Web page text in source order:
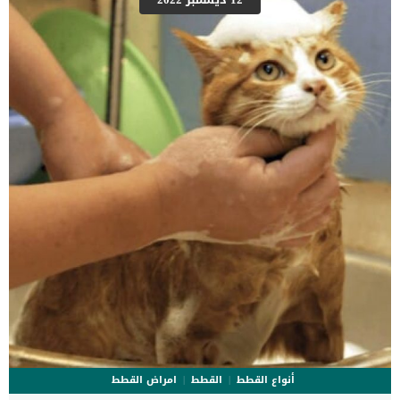
الطقس الدافئ داخل المنزل لكلبك يعرضه لهذه الحساسية نتيجة تراكم
العفن والغبار فى اجهزة التدفئة. هناك اكثر من طريقة لحماية كلبك من
الاصابة بهذه الحساسية مثل الحفاظ على الرطوبة أقل من 40٪ داخل
المنزل. كما ان التنظيف المستمر لفلاتر اجهزة التدفئة يساعد على تنقيتها
من الغبار والعث الذى […]
أنواع القطط القطط
امراض القطط